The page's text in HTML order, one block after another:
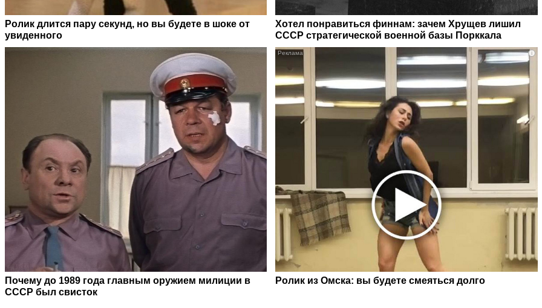
Ролик длится пару секунд, но вы будете в шоке от
увиденного
Хотел понравиться финнам: зачем Хрущев лишил
СССР стратегической военной базы Порккала
Почему до 1989 года главным оружием милиции в
СССР был свисток
i
Ролик из Омска: вы будете смеяться долго